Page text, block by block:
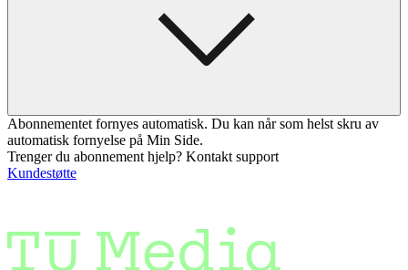
Abonnementet fornyes automatisk. Du kan når som helst skru av
automatisk fornyelse på Min Side.
Trenger du abonnement hjelp? Kontakt support
Kundestøtte